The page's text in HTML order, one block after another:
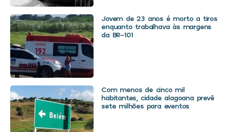
Jovem de 23 anos é morto a tiros
enquanto trabalhava às margens
da BR-101
Com menos de cinco mil
habitantes, cidade alagoana prevê
sete milhões para eventos